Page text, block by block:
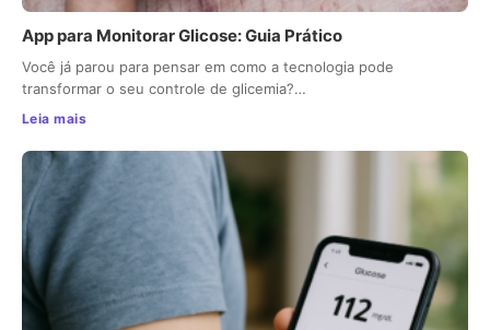
App para Monitorar Glicose: Guia Prático
Você já parou para pensar em como a tecnologia pode
transformar o seu controle de glicemia?…
Leia mais